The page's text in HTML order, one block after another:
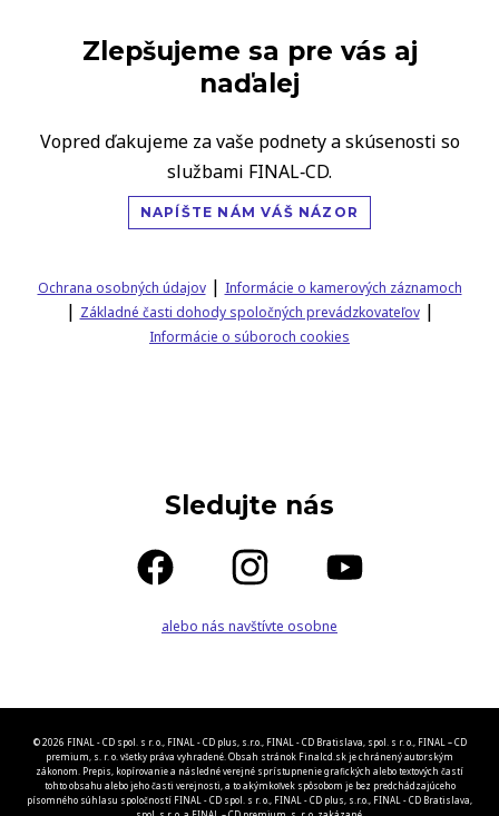
Zlepšujeme sa pre vás aj
naďalej
Vopred ďakujeme za vaše podnety a skúsenosti so
službami FINAL‑CD.
NAPÍŠTE NÁM VÁŠ NÁZOR
Ochrana osobných údajov| Informácie o kamerových záznamoch
| Základné časti dohody spoločných prevádzkovateľov|
Informácie o súboroch cookies
Sledujte nás
alebo nás navštívte osobne
© 2026 FINAL - CD spol. s r. o., FINAL - CD plus, s.r.o., FINAL - CD Bratislava, spol. s r. o., FINAL – CD
premium, s. r. o. všetky práva vyhradené. Obsah stránok Finalcd.sk je chránený autorským
zákonom. Prepis, kopírovanie a následné verejné sprístupnenie grafických alebo textových častí
tohto obsahu alebo jeho časti verejnosti, a to akýmkoľvek spôsobom je bez predchádzajúceho
písomného súhlasu spoločností FINAL - CD spol. s r. o., FINAL - CD plus, s.r.o., FINAL - CD Bratislava,